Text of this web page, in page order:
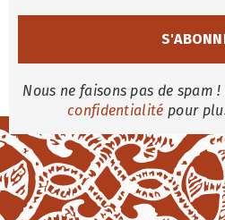
Nous ne faisons pas de spam
confidentialité pour